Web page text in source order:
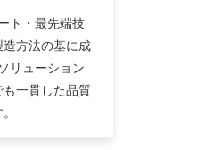
ト・最先端技
方法の基に成
リューション
一貫した品質